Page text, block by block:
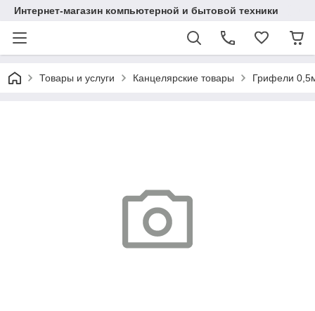
Интернет-магазин компьютерной и бытовой техники
Товары и услуги Канцелярские товары Грифели